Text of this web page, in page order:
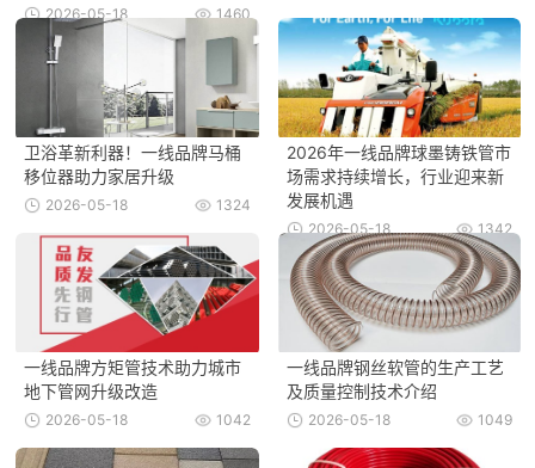
1460
2026-05-18
卫浴革新利器！一线品牌马桶
移位器助力家居升级
1324
2026-05-18
2026年一线品牌球墨铸铁管市
场需求持续增长，行业迎来新
发展机遇
1342
2026-05-18
一线品牌方矩管技术助力城市
地下管网升级改造
1042
2026-05-18
一线品牌钢丝软管的生产工艺
及质量控制技术介绍
1049
2026-05-18